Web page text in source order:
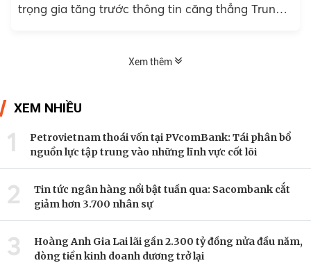
trọng gia tăng trước thông tin căng thẳng Trung
Xem thêm
XEM NHIỀU
1
Petrovietnam thoái vốn tại PVcomBank: Tái phân bổ
nguồn lực tập trung vào những lĩnh vực cốt lõi
2
Tin tức ngân hàng nổi bật tuần qua: Sacombank cắt
giảm hơn 3.700 nhân sự
3
Hoàng Anh Gia Lai lãi gần 2.300 tỷ đồng nửa đầu năm,
dòng tiền kinh doanh dương trở lại